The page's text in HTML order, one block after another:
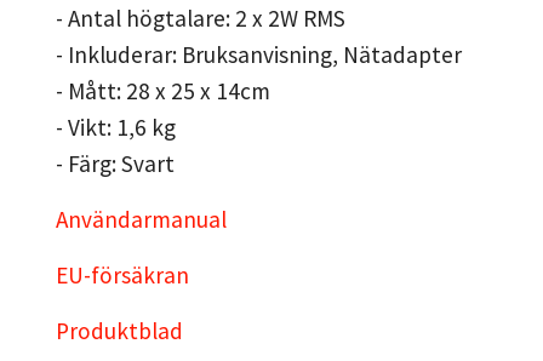
- Antal högtalare: 2 x 2W RMS
- Inkluderar: Bruksanvisning, Nätadapter
- Mått: 28 x 25 x 14cm
- Vikt: 1,6 kg
- Färg: Svart
Användarmanual
EU-försäkran
Produktblad